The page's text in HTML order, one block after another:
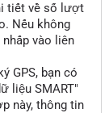
tiết về số lượt
Nếu không
vào liên
GPS, bạn có
liệu SMART"
này, thông tin